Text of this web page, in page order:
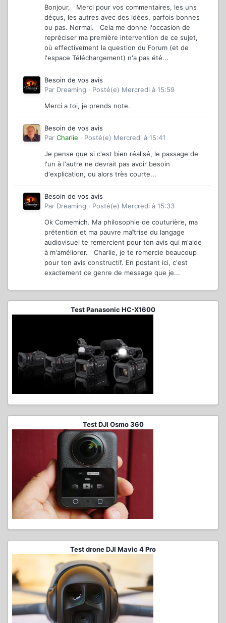
Bonjour, Merci pour vos commentaires, les uns
déçus, les autres avec des idées, parfois bonnes
ou pas. Normal. Cela me donne l'occasion de
repréciser ma première intervention de ce sujet,
où effectivement la question du Forum (et de
l'espace Téléchargement) n'a pas été...
Besoin de vos avis
Par Dreaming · Posté(e) Mercredi à 15:59
Merci a toi, je prends note.
Besoin de vos avis
Par Charlie · Posté(e) Mercredi à 15:41
Je pense que si c'est bien réalisé, le passage de
l'un à l'autre ne devrait pas avoir besoin
d'explication, ou alors très courte...
Besoin de vos avis
Par Dreaming · Posté(e) Mercredi à 15:33
Ok Comemich. Ma philosophie de couturière, ma
prétention et ma pauvre maîtrise du langage
audiovisuel te remercient pour ton avis qui m'aide
à m'améliorer. Charlie, je te remercie beaucoup
pour ton avis constructif. En postant ici, c'est
exactement ce genre de message que je...
Test Panasonic HC-X1600
Test DJI Osmo 360
Test drone DJI Mavic 4 Pro